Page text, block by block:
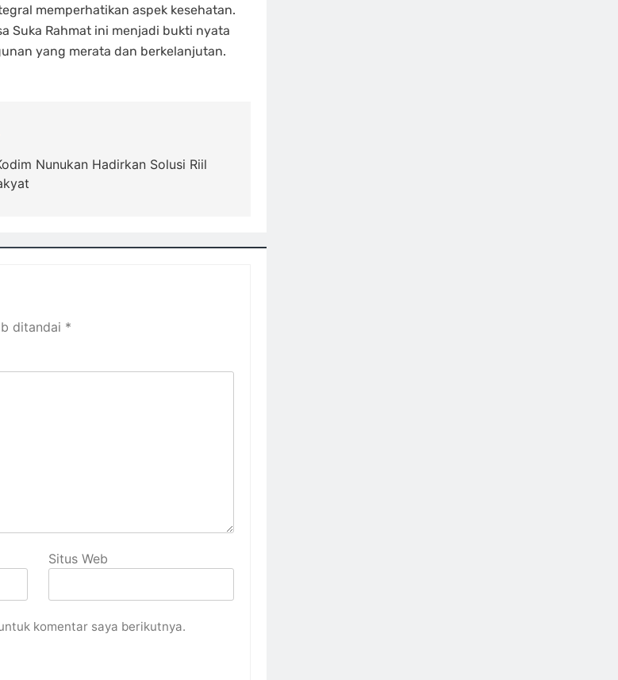
memperhatikan aspek kesehatan.
Suka Rahmat ini menjadi bukti nyata
yang merata dan berkelanjutan.
Nunukan Hadirkan Solusi Riil
ditandai *
Situs Web
komentar saya berikutnya.